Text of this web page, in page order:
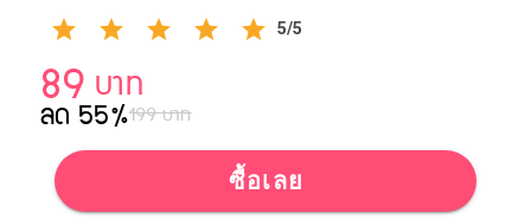
5/5
89บาท
ลด 55%199 บาท
ซื้อเลย